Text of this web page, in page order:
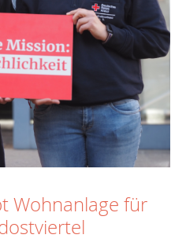
Wohnanlage für